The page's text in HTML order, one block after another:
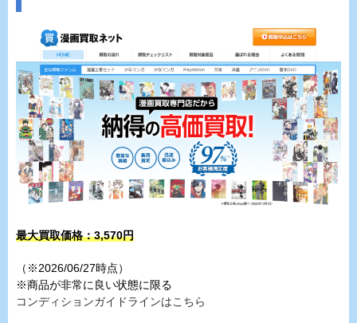
最大買取価格：3,570円
（※2026/06/27時点）
※商品が非常に良い状態に限る
コンディションガイドラインはこちら